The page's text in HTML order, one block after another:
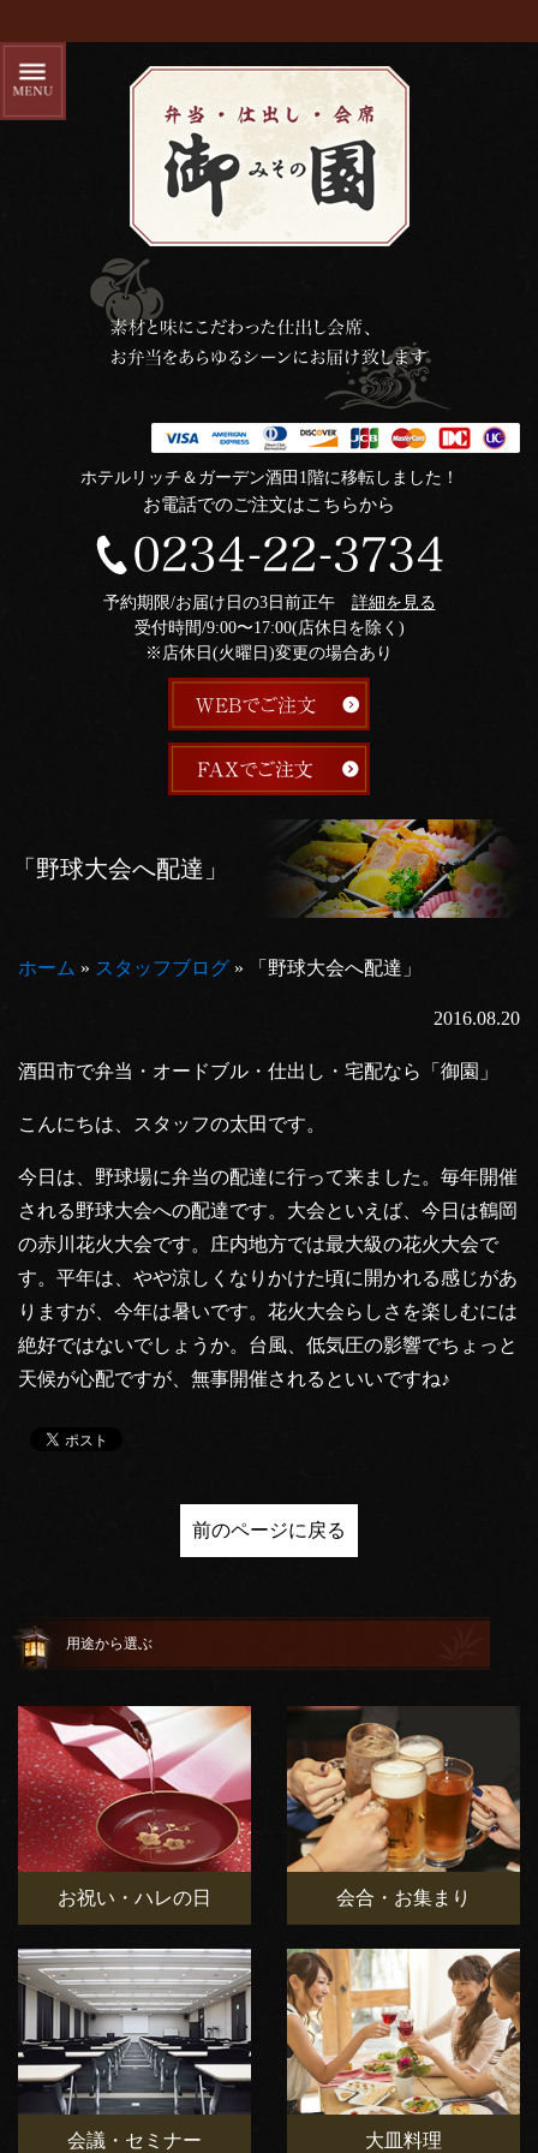
ホテルリッチ＆ガーデン酒田1階に移転しました！
お電話でのご注文はこちらから
予約期限/お届け日の3日前正午 詳細を見る
受付時間/9:00〜17:00(店休日を除く)
※店休日(火曜日)変更の場合あり
「野球大会へ配達」
ホーム » スタッフブログ » 「野球大会へ配達」
2016.08.20
酒田市で弁当・オードブル・仕出し・宅配なら「御園」
こんにちは、スタッフの太田です。
今日は、野球場に弁当の配達に行って来ました。毎年開催
される野球大会への配達です。大会といえば、今日は鶴岡
の赤川花火大会です。庄内地方では最大級の花火大会で
す。平年は、やや涼しくなりかけた頃に開かれる感じがあ
りますが、今年は暑いです。花火大会らしさを楽しむには
絶好ではないでしょうか。台風、低気圧の影響でちょっと
天候が心配ですが、無事開催されるといいですね♪
前のページに戻る
用途から選ぶ
お祝い・ハレの日 会合・お集まり
会議・セミナー 大皿料理